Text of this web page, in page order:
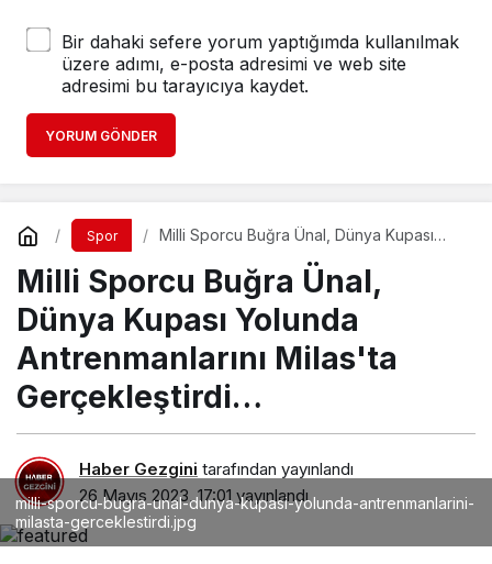
Bir dahaki sefere yorum yaptığımda kullanılmak
üzere adımı, e-posta adresimi ve web site
adresimi bu tarayıcıya kaydet.
YORUM GÖNDER
Spor
Milli Sporcu Buğra Ünal, Dünya Kupası
Gerçekleştirdi…
Milli Sporcu Buğra Ünal,
Dünya Kupası Yolunda
Antrenmanlarını Milas'ta
Gerçekleştirdi…
Haber Gezgini tarafından yayınlandı
26 Mayıs 2023, 17:01 yayınlandı
milli-sporcu-bugra-unal-dunya-kupasi-yolunda-antrenmanlarini-
milasta-gerceklestirdi.jpg